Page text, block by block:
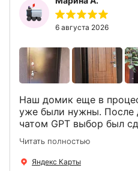
6 августа 2026
Наш домик еще в
уже были нужны. После
чатом GPT выбор был
двери Аргус Термо
в компании ДвериОпт .
ответил на все
Читать полностью
Яндекс Карты